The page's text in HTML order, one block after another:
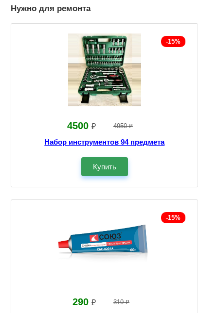
Нужно для ремонта
-15%
4500 ₽ 4950 ₽
Набор инструментов 94 предмета
Купить
-15%
290 ₽ 310 ₽